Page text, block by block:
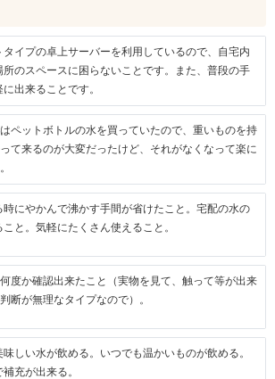
タイプの卓上サーバーを利用しているので、自宅内
所のスペースに困らないことです。また、普段の手
出来ることです。
ペットボトルの水を買っていたので、重いものを持
て来るのが大変だったけど、それがなくなって楽に
時にやかんで沸かす手間が省けたこと。宅配の水の
と。気軽にたくさん使えること。
度か確認出来たこと（実物を見て、触って等が出来
断が無理なタイプなので）。
味しい水が飲める。いつでも温かいものが飲める。
充が出来る。